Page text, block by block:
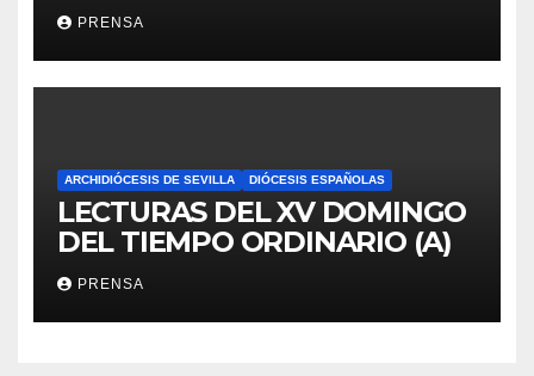
PRENSA
ARCHIDIÓCESIS DE SEVILLA DIÓCESIS ESPAÑOLAS
LECTURAS DEL XV DOMINGO
DEL TIEMPO ORDINARIO (A)
PRENSA